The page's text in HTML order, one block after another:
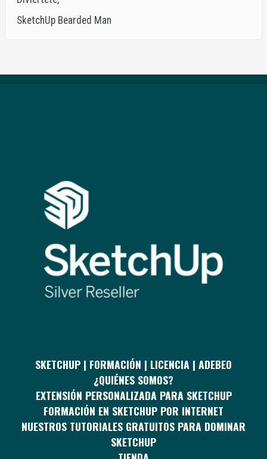
SketchUp Bearded Man
SKETCHUP | FORMACIÓN | LICENCIA | ADEBEO
¿QUIÉNES SOMOS?
EXTENSIÓN PERSONALIZADA PARA SKETCHUP
FORMACIÓN EN SKETCHUP POR INTERNET
NUESTROS TUTORIALES GRATUITOS PARA DOMINAR
SKETCHUP